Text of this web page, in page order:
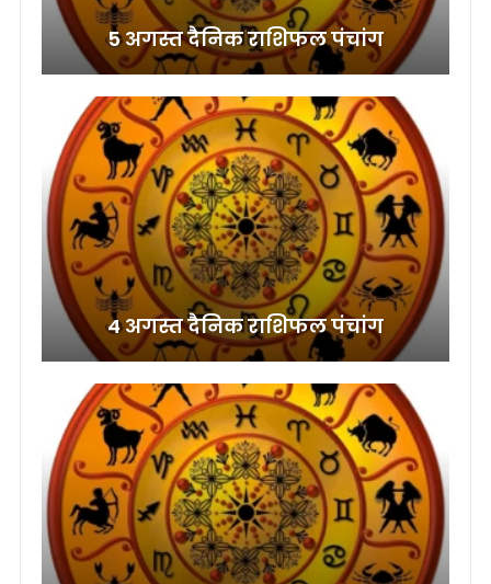
5 अगस्त दैनिक राशिफल पंचांग
4 अगस्त दैनिक राशिफल पंचांग